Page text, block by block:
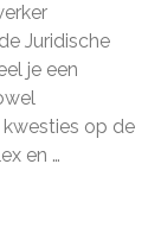
Juridische
je een
kwesties op de
en …